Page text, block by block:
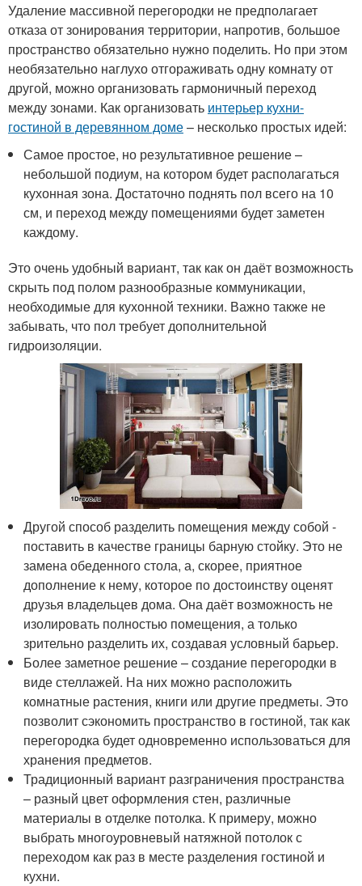
Удаление массивной перегородки не предполагает
отказа от зонирования территории, напротив, большое
пространство обязательно нужно поделить. Но при этом
необязательно наглухо отгораживать одну комнату от
другой, можно организовать гармоничный переход
между зонами. Как организовать интерьер кухни-
гостиной в деревянном доме– несколько простых идей:
Самое простое, но результативное решение –
небольшой подиум, на котором будет располагаться
кухонная зона. Достаточно поднять пол всего на 10
см, и переход между помещениями будет заметен
каждому.
Это очень удобный вариант, так как он даёт возможность
скрыть под полом разнообразные коммуникации,
необходимые для кухонной техники. Важно также не
забывать, что пол требует дополнительной
гидроизоляции.
Другой способ разделить помещения между собой -
поставить в качестве границы барную стойку. Это не
замена обеденного стола, а, скорее, приятное
дополнение к нему, которое по достоинству оценят
друзья владельцев дома. Она даёт возможность не
изолировать полностью помещения, а только
зрительно разделить их, создавая условный барьер.
Более заметное решение – создание перегородки в
виде стеллажей. На них можно расположить
комнатные растения, книги или другие предметы. Это
позволит сэкономить пространство в гостиной, так как
перегородка будет одновременно использоваться для
хранения предметов.
Традиционный вариант разграничения пространства
– разный цвет оформления стен, различные
материалы в отделке потолка. К примеру, можно
выбрать многоуровневый натяжной потолок с
переходом как раз в месте разделения гостиной и
кухни.